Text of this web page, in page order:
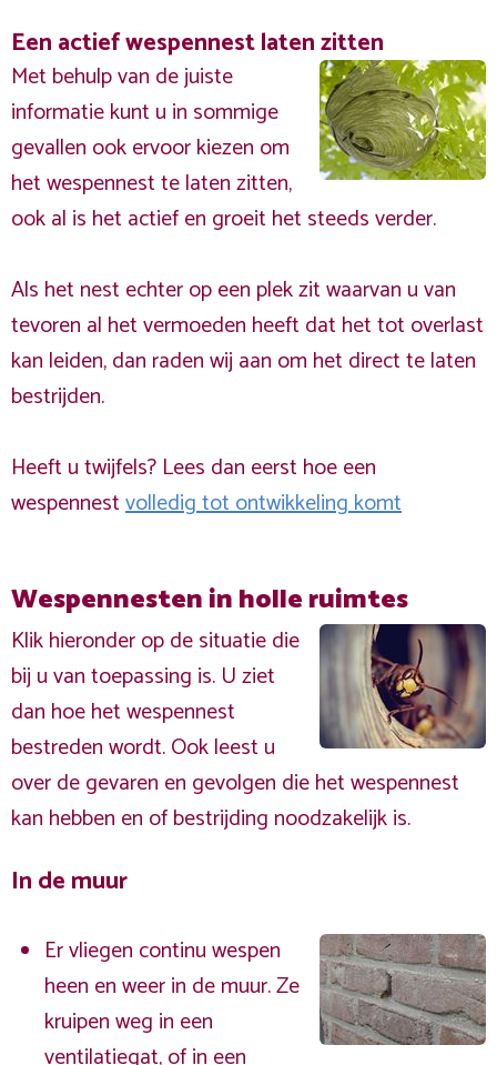
Een actief wespennest laten zitten
Met behulp van de juiste
informatie kunt u in sommige
gevallen ook ervoor kiezen om
het wespennest te laten zitten,
ook al is het actief en groeit het steeds verder.
Als het nest echter op een plek zit waarvan u van
tevoren al het vermoeden heeft dat het tot overlast
kan leiden, dan raden wij aan om het direct te laten
bestrijden.
Heeft u twijfels? Lees dan eerst hoe een
wespennestvolledig tot ontwikkeling komt
Wespennesten in holle ruimtes
Klik hieronder op de situatie die
bij u van toepassing is. U ziet
dan hoe het wespennest
bestreden wordt. Ook leest u
over de gevaren en gevolgen die het wespennest
kan hebben en of bestrijding noodzakelijk is.
In de muur
Er vliegen continu wespen
heen en weer in de muur. Ze
kruipen weg in een